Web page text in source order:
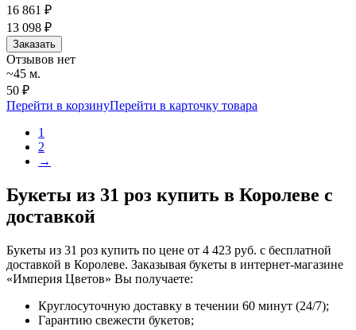
16 861 ₽
13 098 ₽
Заказать
Отзывов нет
~45 м.
50 ₽
Перейти в корзинуПерейти в карточку товара
1
2
→
Букеты из 31 роз купить в Королеве с
доставкой
Букеты из 31 роз купить по цене от 4 423 руб. с бесплатной
доставкой в Королеве. Заказывая букеты в интернет-магазине
«Империя Цветов» Вы получаете:
Круглосуточную доставку в течении 60 минут (24/7);
Гарантию свежести букетов;